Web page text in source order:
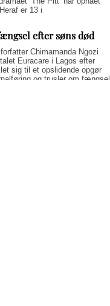
er 13 i
efter søns død
Chimamanda Ngozi
Euracare i Lagos efter
sig til et opslidende opgør
og trusler om fængsel.